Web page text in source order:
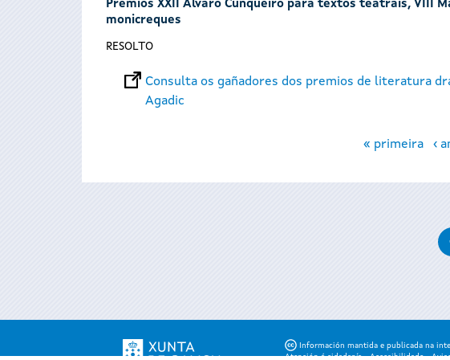
Premios XXII Álvaro Cunqueiro para textos teatrais, VIII
monicreques
RESOLTO
Consulta os gañadores dos premios de literatura
Agadic
« primeira ‹
Información mantida e publicada na
Atención á cidadanía -Accesibilidade -